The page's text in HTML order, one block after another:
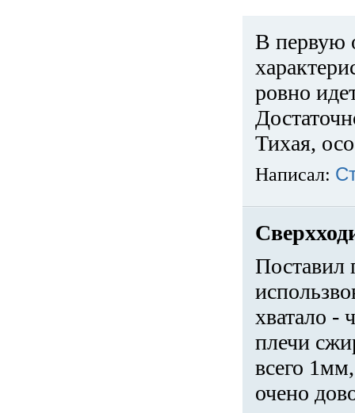
В первую
ровно
Тихая,
Написал:
Поставил
хватало -
плечи
всего
очено